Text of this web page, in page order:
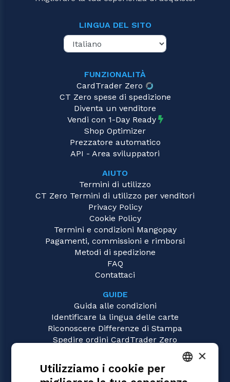
LINGUA DEL SITO
FUNZIONALITÀ
CardTrader Zero
CT Zero spese di spedizione
Diventa un venditore
Vendi con 1-Day Ready
Shop Optimizer
Prezzatore automatico
API - Area sviluppatori
AIUTO
Termini di utilizzo
CT Zero Termini di utilizzo per venditori
Privacy Policy
Cookie Policy
Termini e condizioni Mangopay
Pagamenti, commissioni e rimborsi
Metodi di spedizione
FAQ
Contattaci
GUIDE
Guida alle condizioni
Identificare la lingua delle carte
Riconoscere Differenze di Stampa
Spedire ordini CardTrader Zero
GIOCHI
×
Utilizziamo i cookie per